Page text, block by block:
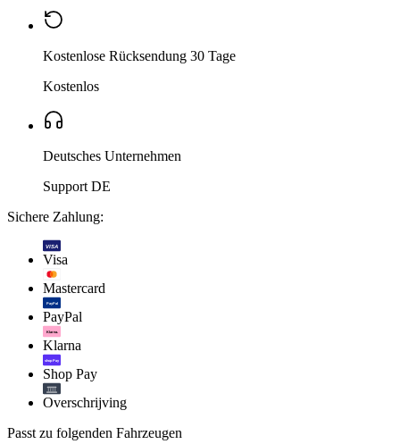
Kostenlose Rücksendung 30 Tage
Kostenlos
Deutsches Unternehmen
Support DE
Sichere Zahlung:
VISA
Visa
Mastercard
PayPal
PayPal
Klarna.
Klarna
shop Pay
Shop Pay
Overschrijving
Passt zu folgenden Fahrzeugen